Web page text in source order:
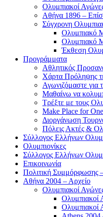
Ολυμπιακοί
Αθήνα 1896 –
Σύγχρονη
Ολυμπιακό
Ολυμπιακό
Έκθεση
Προγράμματα
Αθλητικός
Χάρτα Πρόληψης
Αγωνιζόμαστε για
Μαθαίνω να
Τρέξτε με τους
Make Place for
Διοργάνωση
Πόλεις Ακτές &
Σύλλογος Ελλήνων
Ολυμπιονίκες
Σύλλογος Ελλήνων
Επικοινωνία
Πολιτική Συμμόρφωσης
Αθήνα 2004 – Αρχείο
Ολυμπιακοί
Ολυμπιακοί
Ολυμπιακοί